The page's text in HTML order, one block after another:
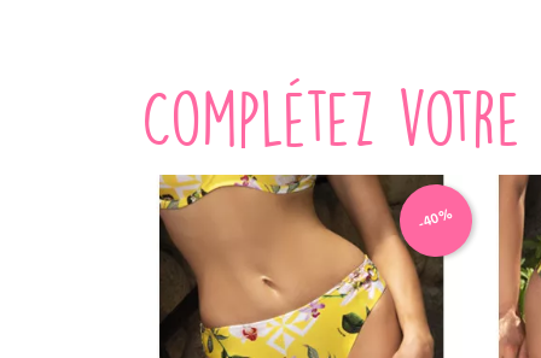
Complétez
-40%